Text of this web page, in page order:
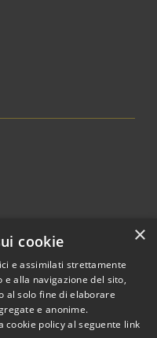
© 2026 • Comune di
×
cookie
e assimilati strettamente
alla navigazione del sito,
al solo fine di elaborare
e anonime.
cookie policy al seguente link